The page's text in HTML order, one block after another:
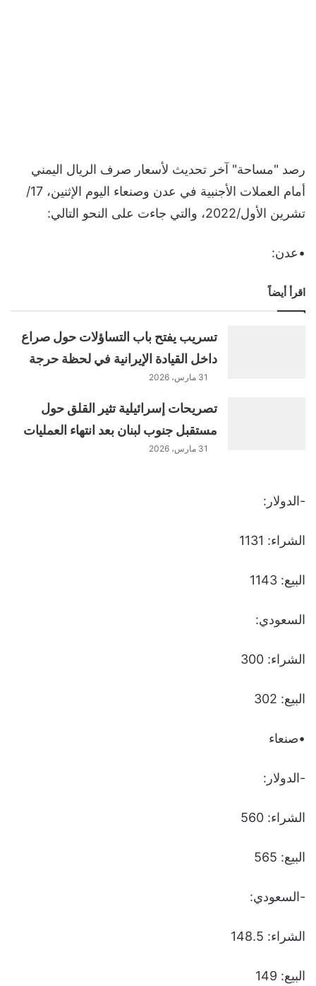
رصد "مساحة" آخر تحديث لأسعار صرف الريال اليمني
أمام العملات الأجنبية في عدن وصنعاء اليوم الإثنين، 17/
تشرين الأول/2022، والتي جاءت على النحو التالي:
•عدن:
اقرأ أيضاً
تسريب يفتح باب التساؤلات حول صراع
داخل القيادة الإيرانية في لحظة حرجة
31 مارس، 2026
تصريحات إسرائيلية تثير القلق حول
مستقبل جنوب لبنان بعد انتهاء العمليات
31 مارس، 2026
-الدولار:
الشراء: 1131
البيع: 1143
السعودي:
الشراء: 300
البيع: 302
•صنعاء
-الدولار:
الشراء: 560
البيع: 565
-السعودي:
الشراء: 148.5
البيع: 149